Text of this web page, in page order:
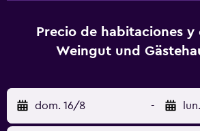
con nevera. Weingut und Gästehaus
buffet o continental. La clientela
alojamiento, y Catedral de Trier está a
Precio de habitaciones y
Weingut und
dom. 16/8 -